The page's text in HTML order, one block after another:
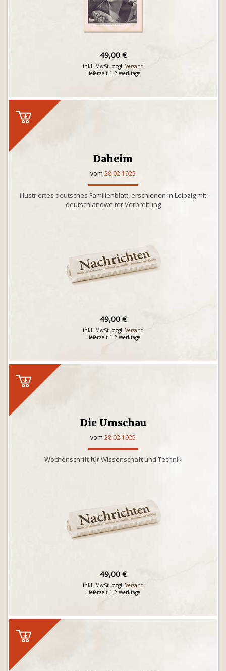
49,00 €
inkl. MwSt. zzgl. Versand
Lieferzeit 1-2 Werktage
Daheim
vom 28.02.1925
illustriertes deutsches Familienblatt, erschienen in Leipzig mit
deutschlandweiter Verbreitung
49,00 €
inkl. MwSt. zzgl. Versand
Lieferzeit 1-2 Werktage
Die Umschau
vom 28.02.1925
Wochenschrift für Wissenschaft und Technik
49,00 €
inkl. MwSt. zzgl. Versand
Lieferzeit 1-2 Werktage